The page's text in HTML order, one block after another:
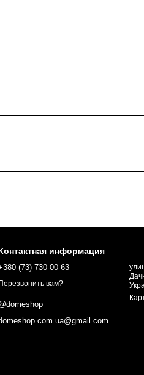
информация
(73) 730-00-63
Перезвонить вам?